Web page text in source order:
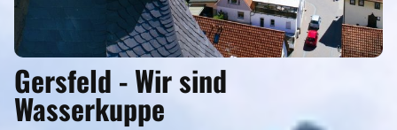
Gersfeld - Wir sind
Wasserkuppe